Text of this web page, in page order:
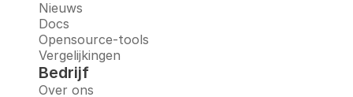
Nieuws
Docs
Opensource-tools
Vergelijkingen
Bedrijf
Over ons